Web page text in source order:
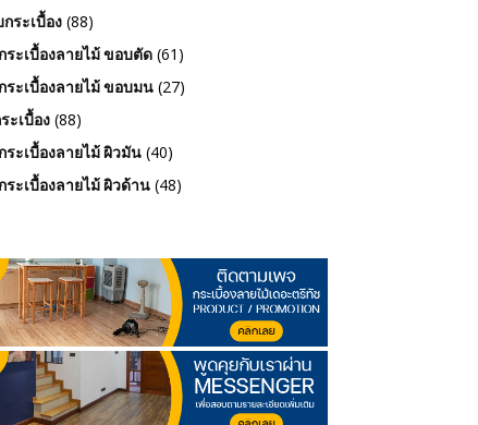
ระเบื้อง (88)
ระเบื้องลายไม้ ขอบตัด (61)
ระเบื้องลายไม้ ขอบมน (27)
ะเบื้อง (88)
ระเบื้องลายไม้ ผิวมัน (40)
ระเบื้องลายไม้ ผิวด้าน (48)